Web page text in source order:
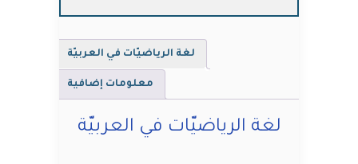
لغة الرياضيّات في العربيّة
معلومات إضافية
لغة الرياضيّات في العربيّة